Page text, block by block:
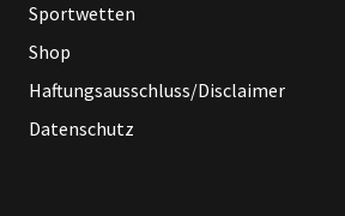
Sportwetten
Shop
Haftungsausschluss/Disclaimer
Datenschutz